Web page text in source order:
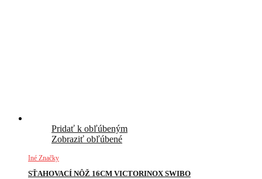
Pridať k obľúbeným
Zobraziť obľúbené
Iné Značky
SŤAHOVACÍ NÔŽ 16CM VICTORINOX SWIBO